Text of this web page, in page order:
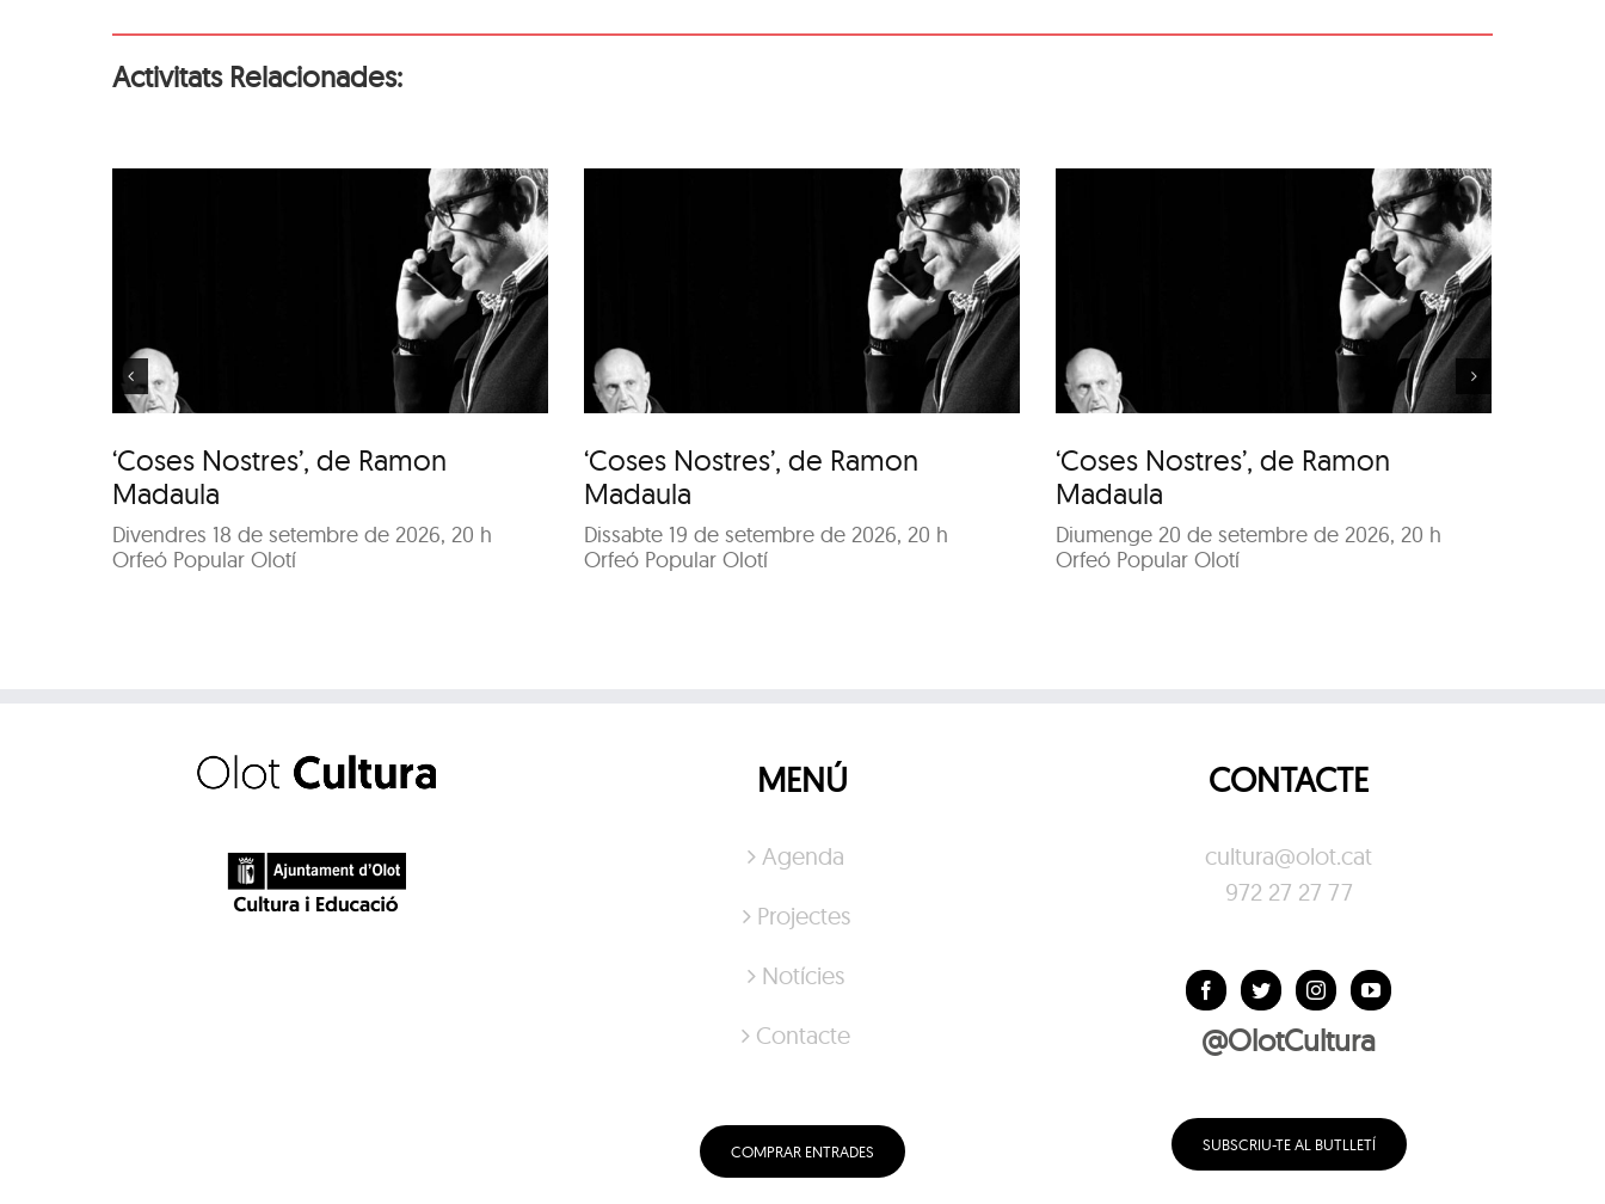
Activitats Relacionades:
‘Coses Nostres’, de Ramon
Madaula
Divendres 18 de setembre de 2026, 20 h
Orfeó Popular Olotí
‘Coses Nostres’, de
Ramon Madaula
‘Coses Nostres’, de Ramon
Madaula
Dissabte 19 de setembre de 2026, 20 h
Orfeó Popular Olotí
‘Coses Nostres’, de
Ramon Madaula
‘Coses Nostres’, de Ramon
Madaula
Diumenge 20 de setembre de 2026, 20 h
Orfeó Popular Olotí
‘Coses Nostres’, de
Ramon Madaula
MENÚ
Agenda
Projectes
Notícies
Contacte
COMPRAR ENTRADES
CONTACTE
cultura@olot.cat
972 27 27 77
@OlotCultura
SUBSCRIU-TE AL BUTLLETÍ